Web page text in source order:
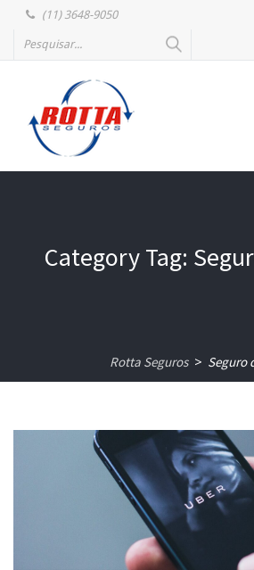
(11) 3648-9050
Category Tag:
Rotta Seguros > Seguro